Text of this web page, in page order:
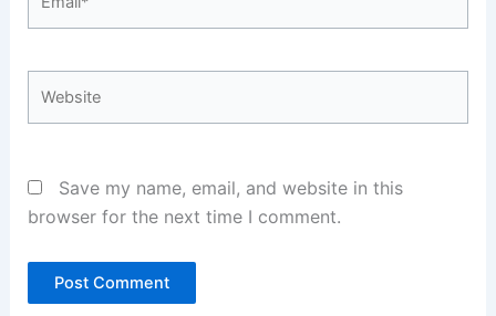
Save my name, email, and website in this
browser for the next time I comment.